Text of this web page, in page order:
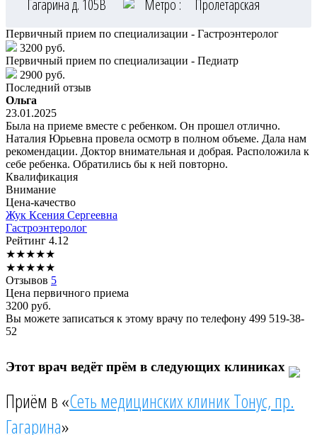
Гагарина д. 105В Метро : Пролетарская
Первичный прием по специализации - Гастроэнтеролог
3200 руб.
Первичный прием по специализации - Педиатр
2900 руб.
Последний отзыв
Ольга
23.01.2025
Была на приеме вместе с ребенком. Он прошел отлично.
Наталия Юрьевна провела осмотр в полном объеме. Дала нам
рекомендации. Доктор внимательная и добрая. Расположила к
себе ребенка. Обратились бы к ней повторно.
Квалификация
Внимание
Цена-качество
Жук Ксения Сергеевна
Гастроэнтеролог
Рейтинг 4.12
★★★★★
★★★★★
Отзывов 5
Цена первичного приема
3200 руб.
Вы можете записаться к этому врачу по телефону 499 519-38-
52
Этот врач ведёт прём в следующих клиниках
Приём в «Сеть медицинских клиник Тонус, пр.
Гагарина»